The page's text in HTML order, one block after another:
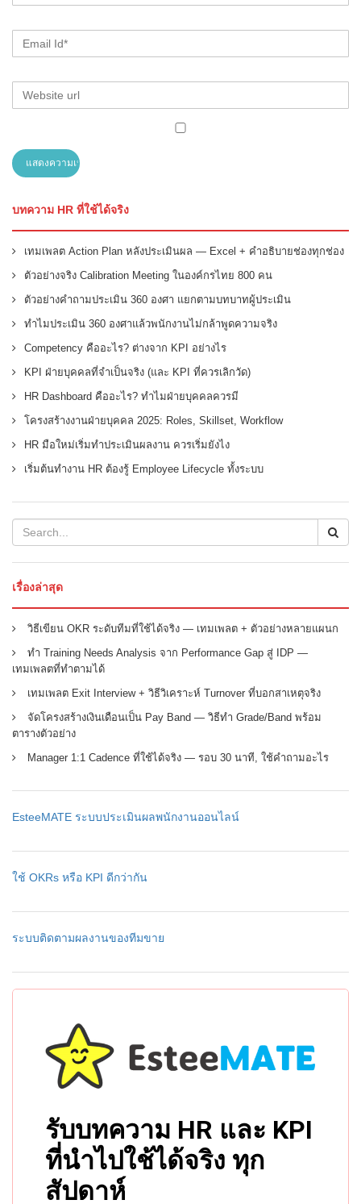
บทความ HR ที่ใช้ได้จริง
เทมเพลต Action Plan หลังประเมินผล — Excel + คำอธิบายช่องทุกช่อง
ตัวอย่างจริง Calibration Meeting ในองค์กรไทย 800 คน
ตัวอย่างคำถามประเมิน 360 องศา แยกตามบทบาทผู้ประเมิน
ทำไมประเมิน 360 องศาแล้วพนักงานไม่กล้าพูดความจริง
Competency คืออะไร? ต่างจาก KPI อย่างไร
KPI ฝ่ายบุคคลที่จำเป็นจริง (และ KPI ที่ควรเลิกวัด)
HR Dashboard คืออะไร? ทำไมฝ่ายบุคคลควรมี
โครงสร้างงานฝ่ายบุคคล 2025: Roles, Skillset, Workflow
HR มือใหม่เริ่มทำประเมินผลงาน ควรเริ่มยังไง
เริ่มต้นทำงาน HR ต้องรู้ Employee Lifecycle ทั้งระบบ
เรื่องล่าสุด
วิธีเขียน OKR ระดับทีมที่ใช้ได้จริง — เทมเพลต + ตัวอย่างหลายแผนก
ทำ Training Needs Analysis จาก Performance Gap สู่ IDP —
เทมเพลตที่ทำตามได้
เทมเพลต Exit Interview + วิธีวิเคราะห์ Turnover ที่บอกสาเหตุจริง
จัดโครงสร้างเงินเดือนเป็น Pay Band — วิธีทำ Grade/Band พร้อม
ตารางตัวอย่าง
Manager 1:1 Cadence ที่ใช้ได้จริง — รอบ 30 นาที, ใช้คำถามอะไร
EsteeMATE ระบบประเมินผลพนักงานออนไลน์
ใช้ OKRs หรือ KPI ดีกว่ากัน
ระบบติดตามผลงานของทีมขาย